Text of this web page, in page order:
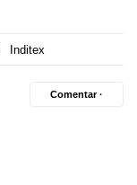
Inditex
Comentar ·